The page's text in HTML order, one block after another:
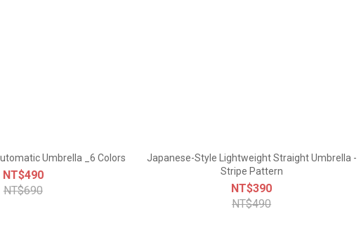
Umbrella _6 Colors
NT$490
NT$690
Japanese-Style Lightweight Straight Umbrella -
Stripe Pattern
NT$390
NT$490